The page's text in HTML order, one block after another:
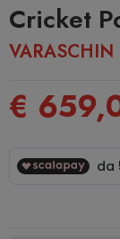
Cricket
VARASCHIN
€